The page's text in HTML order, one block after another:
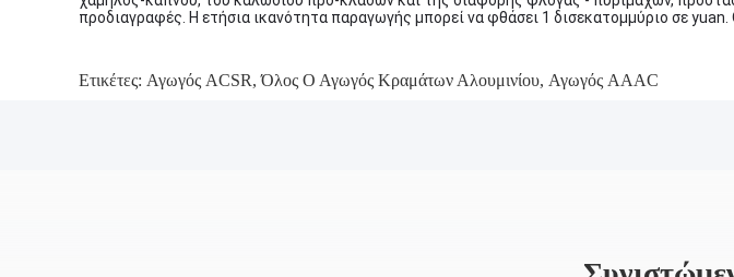
προδιαγραφές. Η ετήσια ικανότητα παραγωγής μπορεί να φθάσει 1 δισεκατομμύριο σε
Ετικέτες: Αγωγός ACSR, Όλος Ο Αγωγός Κραμάτων Αλουμινίου, Αγωγός AAAC